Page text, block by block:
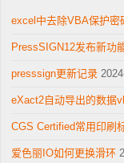
excel中去除VBA保护密
PressSIGN12发布新功
presssign更新记录
eXact2自动导出的数据
CGS Certified常用印刷
爱色丽IO如何更换滑环